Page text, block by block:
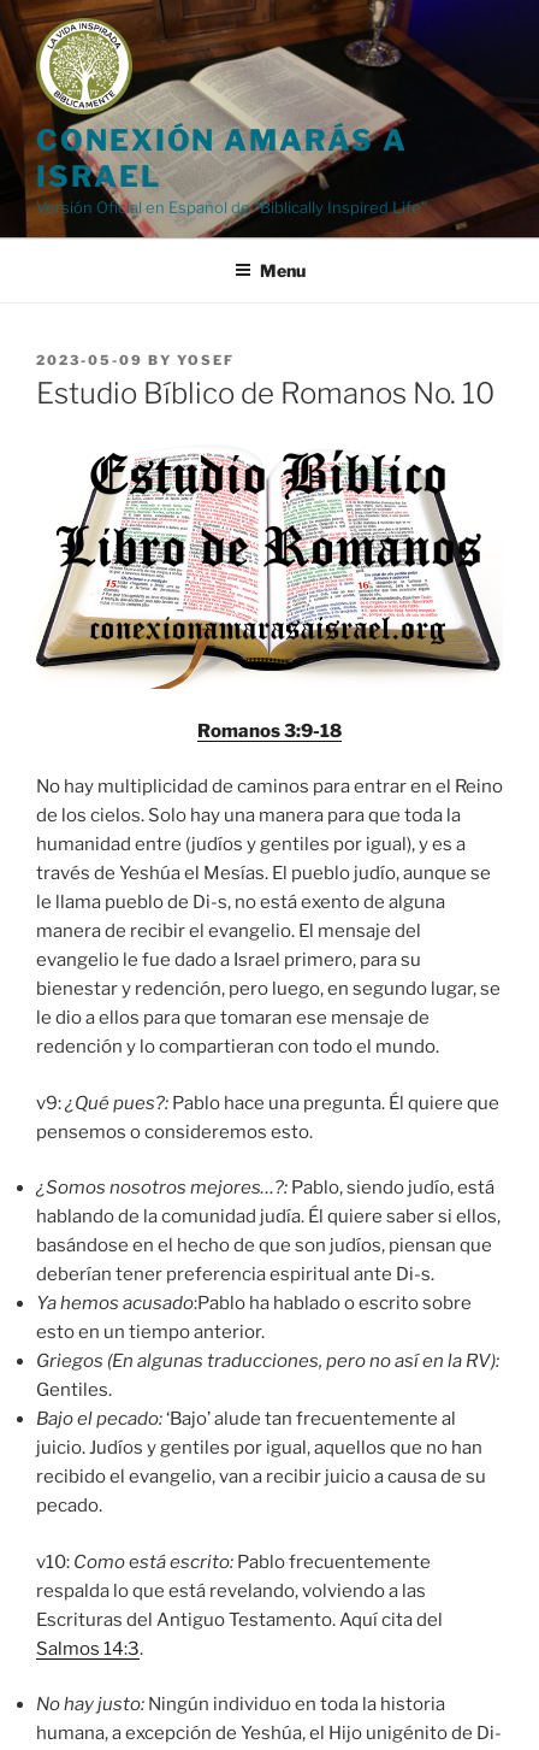
Skip
to
content
CONEXIÓN AMARÁS A
ISRAEL
Versión Oficial en Español de "Biblically Inspired Life"
Menu
POSTED
ON
2023-05-09 BY YOSEF
Estudio Bíblico de Romanos No. 10
Romanos 3:9-18
No hay multiplicidad de caminos para entrar en el Reino
de los cielos. Solo hay una manera para que toda la
humanidad entre (judíos y gentiles por igual), y es a
través de Yeshúa el Mesías. El pueblo judío, aunque se
le llama pueblo de Di-s, no está exento de alguna
manera de recibir el evangelio. El mensaje del
evangelio le fue dado a Israel primero, para su
bienestar y redención, pero luego, en segundo lugar, se
le dio a ellos para que tomaran ese mensaje de
redención y lo compartieran con todo el mundo.
v9:¿Qué pues?: Pablo hace una pregunta. Él quiere que
pensemos o consideremos esto.
¿Somos nosotros mejores…?: Pablo, siendo judío, está
hablando de la comunidad judía. Él quiere saber si ellos,
basándose en el hecho de que son judíos, piensan que
deberían tener preferencia espiritual ante Di-s.
Ya hemos acusado:Pablo ha hablado o escrito sobre
esto en un tiempo anterior.
Griegos (En algunas traducciones, pero no así en la RV):
Gentiles.
Bajo el pecado:‘Bajo’ alude tan frecuentemente al
juicio. Judíos y gentiles por igual, aquellos que no han
recibido el evangelio, van a recibir juicio a causa de su
pecado.
v10: Comoestá escrito: Pablo frecuentemente
respalda lo que está revelando, volviendo a las
Escrituras del Antiguo Testamento. Aquí cita del
Salmos 14:3.
No hay justo: Ningún individuo en toda la historia
humana, a excepción de Yeshúa, el Hijo unigénito de Di-